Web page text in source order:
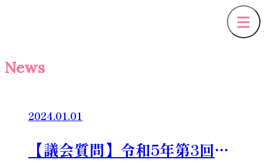
News
2024.01.01
【議会質問】令和5年第3回定